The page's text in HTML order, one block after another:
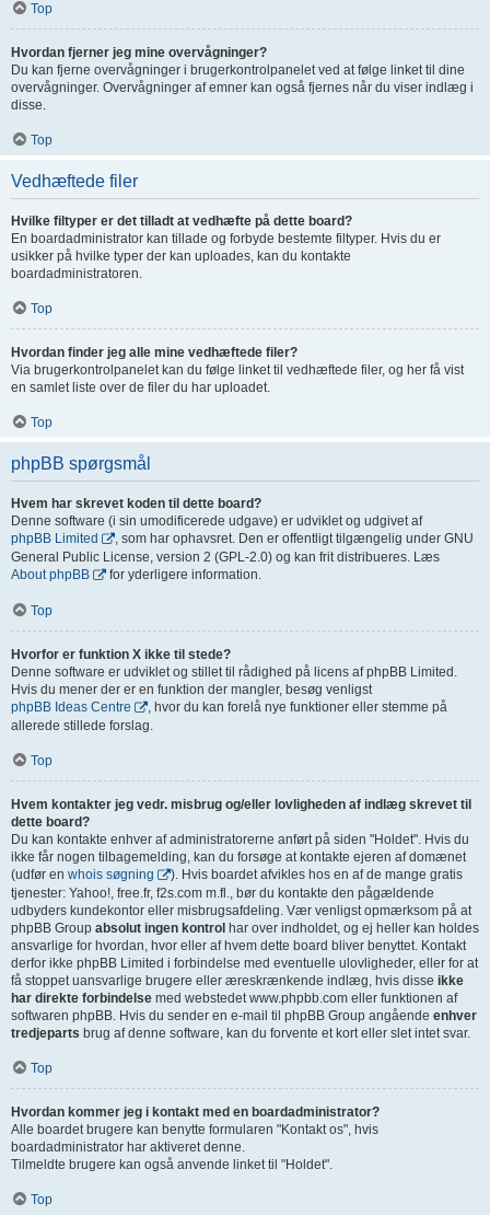
Top
Hvordan fjerner jeg mine overvågninger?
Du kan fjerne overvågninger i brugerkontrolpanelet ved at følge linket til dine
overvågninger. Overvågninger af emner kan også fjernes når du viser indlæg i
disse.
Top
Vedhæftede filer
Hvilke filtyper er det tilladt at vedhæfte på dette board?
En boardadministrator kan tillade og forbyde bestemte filtyper. Hvis du er
usikker på hvilke typer der kan uploades, kan du kontakte
boardadministratoren.
Top
Hvordan finder jeg alle mine vedhæftede filer?
Via brugerkontrolpanelet kan du følge linket til vedhæftede filer, og her få vist
en samlet liste over de filer du har uploadet.
Top
phpBB spørgsmål
Hvem har skrevet koden til dette board?
Denne software (i sin umodificerede udgave) er udviklet og udgivet af
phpBB Limited
, som har ophavsret. Den er offentligt tilgængelig under GNU
General Public License, version 2 (GPL-2.0) og kan frit distribueres. Læs
About phpBB
for yderligere information.
Top
Hvorfor er funktion X ikke til stede?
Denne software er udviklet og stillet til rådighed på licens af phpBB Limited.
Hvis du mener der er en funktion der mangler, besøg venligst
phpBB Ideas Centre
, hvor du kan forelå nye funktioner eller stemme på
allerede stillede forslag.
Top
Hvem kontakter jeg vedr. misbrug og/eller lovligheden af indlæg skrevet til
dette board?
Du kan kontakte enhver af administratorerne anført på siden "Holdet". Hvis du
ikke får nogen tilbagemelding, kan du forsøge at kontakte ejeren af domænet
(udfør en whois søgning
). Hvis boardet afvikles hos en af de mange gratis
tjenester: Yahoo!, free.fr, f2s.com m.fl., bør du kontakte den pågældende
udbyders kundekontor eller misbrugsafdeling. Vær venligst opmærksom på at
phpBB Group absolut ingen kontrol har over indholdet, og ej heller kan holdes
ansvarlige for hvordan, hvor eller af hvem dette board bliver benyttet. Kontakt
derfor ikke phpBB Limited i forbindelse med eventuelle ulovligheder, eller for at
få stoppet uansvarlige brugere eller æreskrænkende indlæg, hvis disse ikke
har direkte forbindelse med webstedet www.phpbb.com eller funktionen af
softwaren phpBB. Hvis du sender en e-mail til phpBB Group angående enhver
tredjeparts brug af denne software, kan du forvente et kort eller slet intet svar.
Top
Hvordan kommer jeg i kontakt med en boardadministrator?
Alle boardet brugere kan benytte formularen "Kontakt os", hvis
boardadministrator har aktiveret denne.
Tilmeldte brugere kan også anvende linket til "Holdet".
Top